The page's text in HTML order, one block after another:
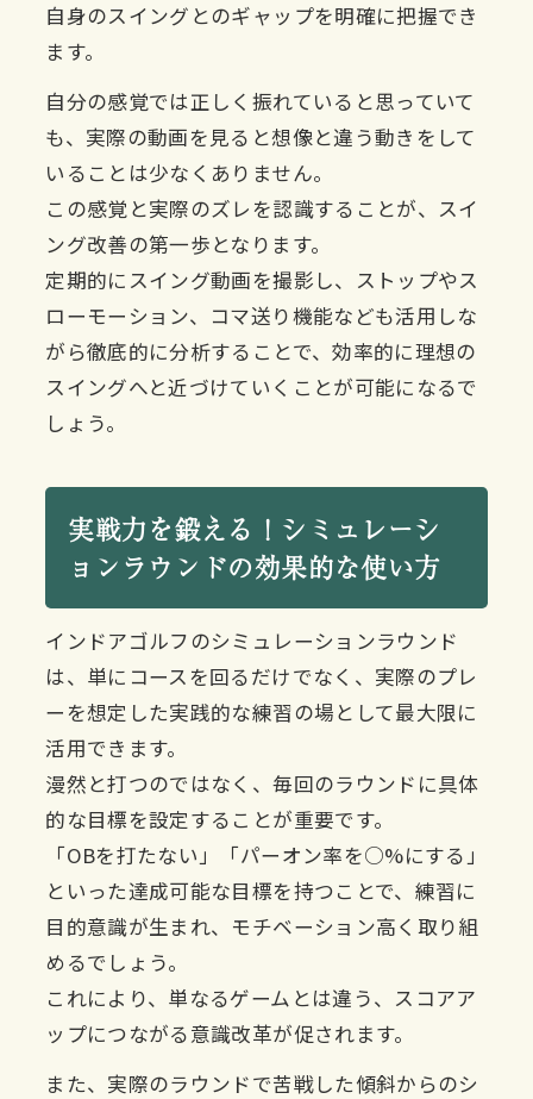
自身のスイングとのギャップを明確に把握でき
ます。
自分の感覚では正しく振れていると思っていて
も、実際の動画を見ると想像と違う動きをして
いることは少なくありません。
この感覚と実際のズレを認識することが、スイ
ング改善の第一歩となります。
定期的にスイング動画を撮影し、ストップやス
ローモーション、コマ送り機能なども活用しな
がら徹底的に分析することで、効率的に理想の
スイングへと近づけていくことが可能になるで
しょう。
実戦力を鍛える！シミュレーシ
ョンラウンドの効果的な使い方
インドアゴルフのシミュレーションラウンド
は、単にコースを回るだけでなく、実際のプレ
ーを想定した実践的な練習の場として最大限に
活用できます。
漫然と打つのではなく、毎回のラウンドに具体
的な目標を設定することが重要です。
「OBを打たない」「パーオン率を○%にする」
といった達成可能な目標を持つことで、練習に
目的意識が生まれ、モチベーション高く取り組
めるでしょう。
これにより、単なるゲームとは違う、スコアア
ップにつながる意識改革が促されます。
また、実際のラウンドで苦戦した傾斜からのシ